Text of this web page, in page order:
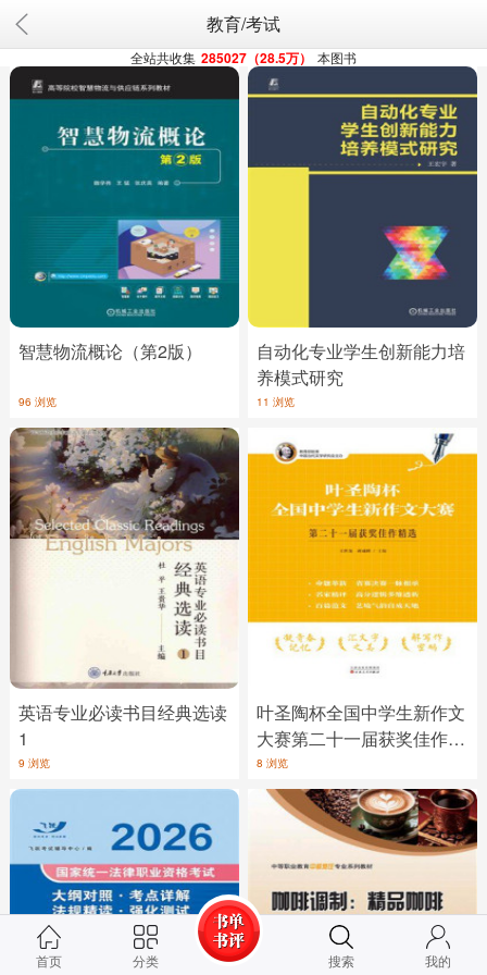
教育/考试
全站共收集 285027（28.5万） 本图书
智慧物流概论（第2版）
96 浏览
自动化专业学生创新能力培
养模式研究
11 浏览
英语专业必读书目经典选读
1
9 浏览
叶圣陶杯全国中学生新作文
大赛第二十一届获奖佳作精
选
8 浏览
首页 分类 搜索 我的